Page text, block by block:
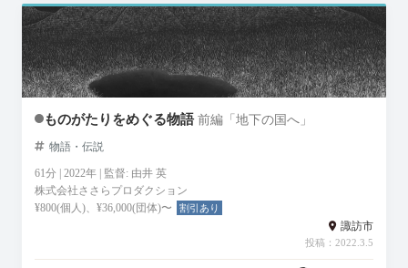
ものがたりをめぐる物語 前編「地下の国へ」
物語・伝説
61分 | 2022年 | 監督: 由井 英
株式会社ささらプロダクション
¥800(個人)、¥36,000(団体)〜
割引あり
諏訪市
投稿：2022.3.5